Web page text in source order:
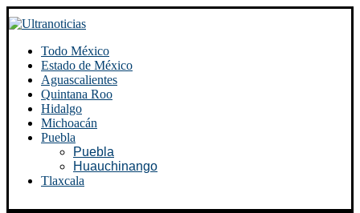
Todo México
Estado de México
Aguascalientes
Quintana Roo
Hidalgo
Michoacán
Puebla
Puebla
Huauchinango
Tlaxcala